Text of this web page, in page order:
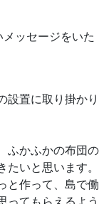
ッセージをいた
設置に取り掛かり
ふかふかの布団の
いと思います。
と作って、島で働